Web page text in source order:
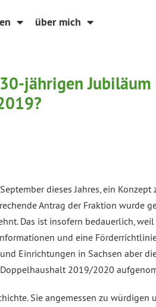
über mich
jährigen
dieses Jahres, ein
Antrag der Fraktion wurde
Das ist insofern bedauerlich,
und eine
Einrichtungen in Sachsen aber
2019/2020
Sie angemessen zu würdigen